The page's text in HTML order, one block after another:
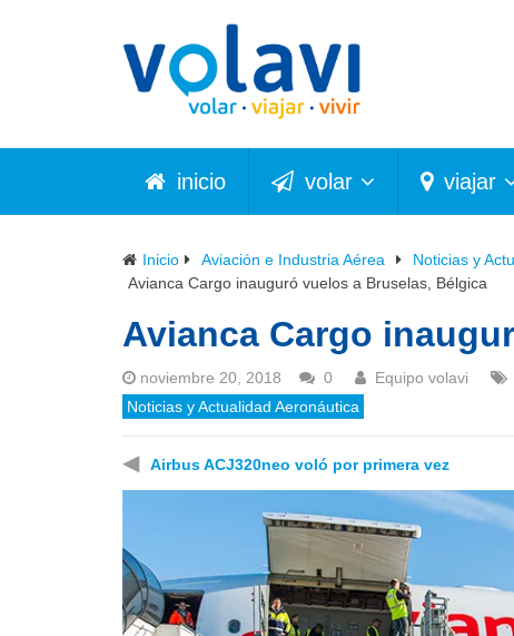
inicio volar viajar
Inicio Aviación e Industria Aérea
Noticias y
Avianca Cargo inauguró vuelos a Bruselas, Bélgica
Avianca Cargo
noviembre 20, 2018 0 Equipo volavi
Noticias y Actualidad Aeronáutica
◀ Airbus ACJ320neo voló por primera vez